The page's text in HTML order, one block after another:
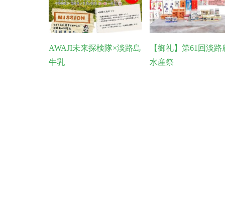
AWAJI未来探検隊×淡路島
牛乳
【御礼】第61回淡路
水産祭